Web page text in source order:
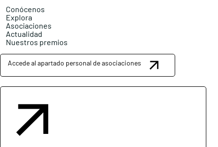
Conócenos
Explora
Asociaciones
Actualidad
Nuestros premios
Accede al apartado personal de asociaciones